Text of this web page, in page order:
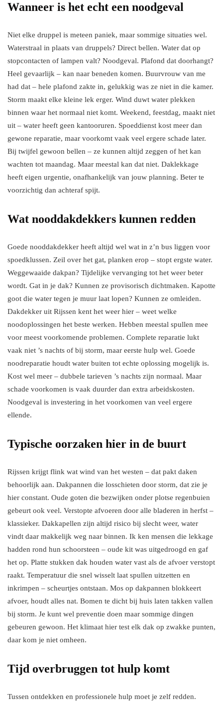
Wanneer is het echt een noodgeval
Niet elke druppel is meteen paniek, maar sommige situaties wel.
Waterstraal in plaats van druppels? Direct bellen. Water dat op
stopcontacten of lampen valt? Noodgeval. Plafond dat doorhangt?
Heel gevaarlijk – kan naar beneden komen. Buurvrouw van me
had dat – hele plafond zakte in, gelukkig was ze niet in die kamer.
Storm maakt elke kleine lek erger. Wind duwt water plekken
binnen waar het normaal niet komt. Weekend, feestdag, maakt niet
uit – water heeft geen kantooruren. Spoeddienst kost meer dan
gewone reparatie, maar voorkomt vaak veel ergere schade later.
Bij twijfel gewoon bellen – ze kunnen altijd zeggen of het kan
wachten tot maandag. Maar meestal kan dat niet. Daklekkage
heeft eigen urgentie, onafhankelijk van jouw planning. Beter te
voorzichtig dan achteraf spijt.
Wat nooddakdekkers kunnen redden
Goede nooddakdekker heeft altijd wel wat in z’n bus liggen voor
spoedklussen. Zeil over het gat, planken erop – stopt ergste water.
Weggewaaide dakpan? Tijdelijke vervanging tot het weer beter
wordt. Gat in je dak? Kunnen ze provisorisch dichtmaken. Kapotte
goot die water tegen je muur laat lopen? Kunnen ze omleiden.
Dakdekker uit Rijssen kent het weer hier – weet welke
noodoplossingen het beste werken. Hebben meestal spullen mee
voor meest voorkomende problemen. Complete reparatie lukt
vaak niet ’s nachts of bij storm, maar eerste hulp wel. Goede
noodreparatie houdt water buiten tot echte oplossing mogelijk is.
Kost wel meer – dubbele tarieven ’s nachts zijn normaal. Maar
schade voorkomen is vaak duurder dan extra arbeidskosten.
Noodgeval is investering in het voorkomen van veel ergere
ellende.
Typische oorzaken hier in de buurt
Rijssen krijgt flink wat wind van het westen – dat pakt daken
behoorlijk aan. Dakpannen die losschieten door storm, dat zie je
hier constant. Oude goten die bezwijken onder plotse regenbuien
gebeurt ook veel. Verstopte afvoeren door alle bladeren in herfst –
klassieker. Dakkapellen zijn altijd risico bij slecht weer, water
vindt daar makkelijk weg naar binnen. Ik ken mensen die lekkage
hadden rond hun schoorsteen – oude kit was uitgedroogd en gaf
het op. Platte stukken dak houden water vast als de afvoer verstopt
raakt. Temperatuur die snel wisselt laat spullen uitzetten en
inkrimpen – scheurtjes ontstaan. Mos op dakpannen blokkeert
afvoer, houdt alles nat. Bomen te dicht bij huis laten takken vallen
bij storm. Je kunt wel preventie doen maar sommige dingen
gebeuren gewoon. Het klimaat hier test elk dak op zwakke punten,
daar kom je niet omheen.
Tijd overbruggen tot hulp komt
Tussen ontdekken en professionele hulp moet je zelf redden.